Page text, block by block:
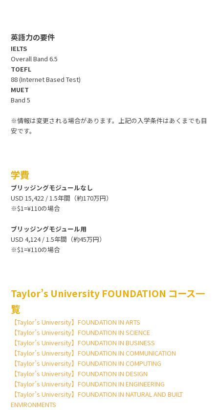
英語力の要件
IELTS
Overall Band 6.5
TOEFL
88 (Internet Based Test)
MUET
Band 5
※情報は変更される場合があります。上記の入学条件はあくまでも目
安です。
学費
ブリッジングモジュールなし
USD 15,422 / 1.5年間（約170万円）
※$1=¥110の場合
ブリッジングモジュール用
USD 4,124 / 1.5年間（約45万円）
※$1=¥110の場合
Taylor’s University FOUNDATION コース一
覧
【Taylor’s University】FOUNDATION IN ARTS
【Taylor’s University】FOUNDATION IN SCIENCE
【Taylor’s University】FOUNDATION IN BUSINESS
【Taylor’s University】FOUNDATION IN COMMUNICATION
【Taylor’s University】FOUNDATION IN COMPUTING
【Taylor’s University】FOUNDATION IN DESIGN
【Taylor’s University】FOUNDATION IN ENGINEERING
【Taylor’s University】FOUNDATION IN NATURAL AND BUILT
ENVIRONMENTS